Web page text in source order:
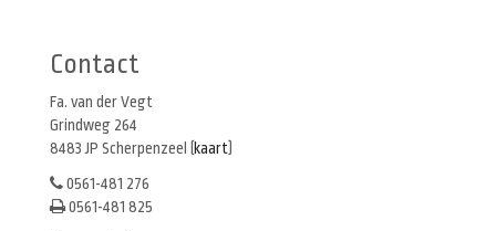
Contact
Fa. van der Vegt
Grindweg 264
8483 JP Scherpenzeel (
kaart
0561-481 276
0561-481 825